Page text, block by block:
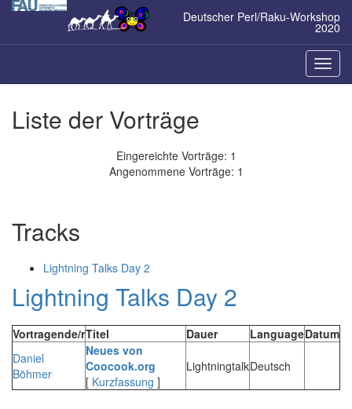
Zum
Deutscher Perl/Raku-Workshop
2020
ein-/
Liste der Vorträge
Eingereichte Vorträge: 1
Angenommene Vorträge: 1
Tracks
Lightning Talks Day 2
Lightning Talks Day 2
Vortragende/rTitel Dauer LanguageDatum
Daniel
Böhmer
‎Neues von
Coocook.org‎
[ Kurzfassung ]
LightningtalkDeutsch